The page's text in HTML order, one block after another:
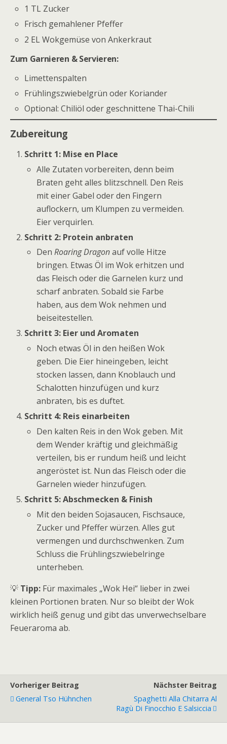
1 TL Zucker
Frisch gemahlener Pfeffer
2 EL Wokgemüse von Ankerkraut
Zum Garnieren & Servieren:
Limettenspalten
Frühlingszwiebelgrün oder Koriander
Optional: Chiliöl oder geschnittene Thai-Chili
Zubereitung
Schritt 1: Mise en Place
Alle Zutaten vorbereiten, denn beim
Braten geht alles blitzschnell. Den Reis
mit einer Gabel oder den Fingern
auflockern, um Klumpen zu vermeiden.
Eier verquirlen.
Schritt 2: Protein anbraten
DenRoaring Dragonauf volle Hitze
bringen. Etwas Öl im Wok erhitzen und
das Fleisch oder die Garnelen kurz und
scharf anbraten. Sobald sie Farbe
haben, aus dem Wok nehmen und
beiseitestellen.
Schritt 3: Eier und Aromaten
Noch etwas Öl in den heißen Wok
geben. Die Eier hineingeben, leicht
stocken lassen, dann Knoblauch und
Schalotten hinzufügen und kurz
anbraten, bis es duftet.
Schritt 4: Reis einarbeiten
Den kalten Reis in den Wok geben. Mit
dem Wender kräftig und gleichmäßig
verteilen, bis er rundum heiß und leicht
angeröstet ist. Nun das Fleisch oder die
Garnelen wieder hinzufügen.
Schritt 5: Abschmecken & Finish
Mit den beiden Sojasaucen, Fischsauce,
Zucker und Pfeffer würzen. Alles gut
vermengen und durchschwenken. Zum
Schluss die Frühlingszwiebelringe
unterheben.
💡 Tipp: Für maximales „Wok Hei“ lieber in zwei
kleinen Portionen braten. Nur so bleibt der Wok
wirklich heiß genug und gibt das unverwechselbare
Feueraroma ab.
Vorheriger Beitrag
General Tso Hühnchen
Nächster Beitrag
Spaghetti Alla Chitarra Al
Ragù Di Finocchio E Salsiccia